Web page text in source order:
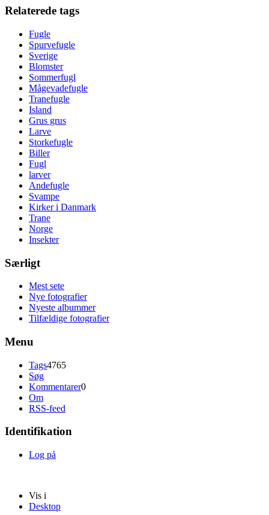
Relaterede tags
Fugle
Spurvefugle
Sverige
Blomster
Sommerfugl
Mågevadefugle
Tranefugle
Island
Grus grus
Larve
Storkefugle
Biller
Fugl
larver
Andefugle
Svampe
Kirker i Danmark
Trane
Norge
Insekter
Særligt
Mest sete
Nye fotografier
Nyeste albummer
Tilfældige fotografier
Menu
Tags4765
Søg
Kommentarer0
Om
RSS-feed
Identifikation
Log på
Vis i
Desktop